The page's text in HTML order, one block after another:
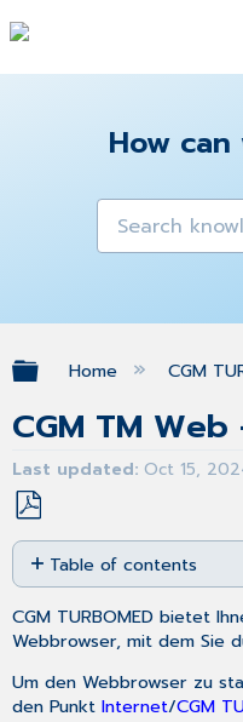
How
Expand/
Home CGM
CGM TM
Last updated Oct 15,
Save
as
PDF
Table of contents
No
headers
CGM TURBOMED bietet
Webbrowser, mit dem Sie
Um den Webbrowser zu
den PunktInternet/CGM